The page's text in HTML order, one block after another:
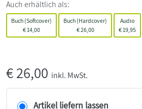
Auch erhältlich als:
Buch (Softcover)
€14,00
Buch (Hardcover)
€26,00
Audio
€19,95
€26,00 inkl. MwSt.
Artikel liefern lassen